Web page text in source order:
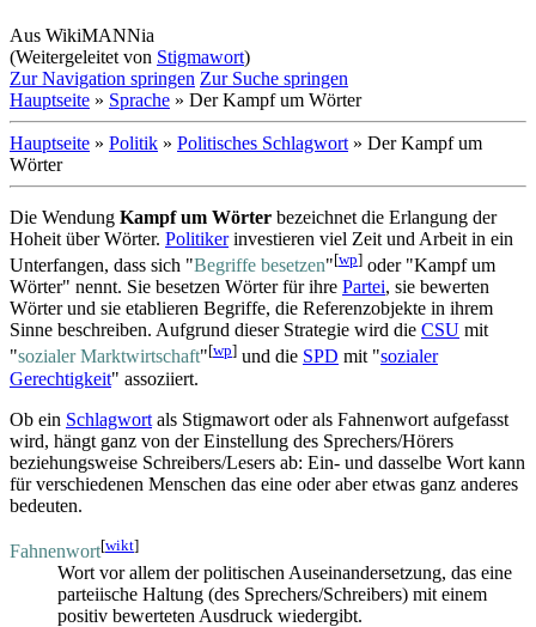
Aus WikiMANNia
(Weitergeleitet von Stigmawort)
Zur Navigation springen Zur Suche springen
Hauptseite » Sprache » Der Kampf um Wörter
Hauptseite » Politik » Politisches Schlagwort » Der Kampf um
Wörter
Die Wendung Kampf um Wörter bezeichnet die Erlangung der
Hoheit über Wörter. Politikerinvestieren viel Zeit und Arbeit in ein
Unterfangen, dass sich "Begriffe besetzen"[wp] oder "Kampf um
Wörter" nennt. Sie besetzen Wörter für ihre Partei, sie bewerten
Wörter und sie etablieren Begriffe, die Referenz­objekte in ihrem
Sinne beschreiben. Aufgrund dieser Strategie wird die CSU mit
"sozialer Marktwirtschaft"[wp] und die SPD mit "sozialer
Gerechtigkeit" assoziiert.
Ob ein Schlagwort als Stigmawort oder als Fahnenwort aufgefasst
wird, hängt ganz von der Einstellung des Sprechers/Hörers
beziehungsweise Schreibers/Lesers ab: Ein- und dasselbe Wort kann
für verschiedenen Menschen das eine oder aber etwas ganz anderes
bedeuten.
Fahnenwort[wikt]
Wort vor allem der politischen Aus­einander­setzung, das eine
parteiische Haltung (des Sprechers/Schreibers) mit einem
positiv bewerteten Ausdruck wiedergibt.